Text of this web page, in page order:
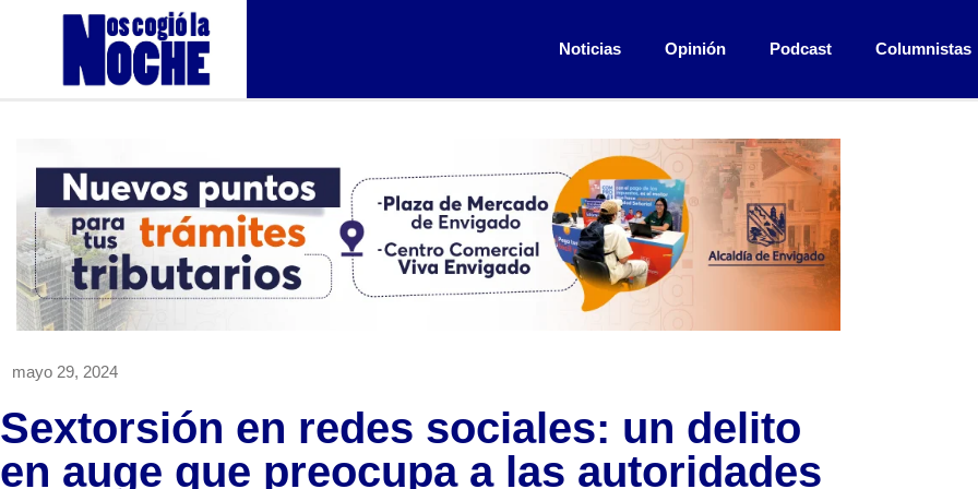
Noticias Opinión Podcast Columnistas
mayo 29, 2024
Sextorsión en redes sociales: un delito
en auge que preocupa a las autoridades